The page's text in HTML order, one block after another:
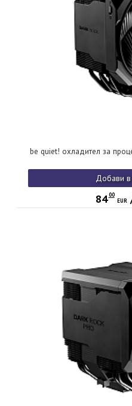
be quiet! охладител за
Добави в
84 00
EUR